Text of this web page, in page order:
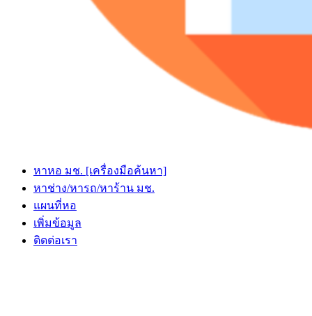
หาหอ มช. [เครื่องมือค้นหา]
หาช่าง/หารถ/หาร้าน มช.
แผนที่หอ
เพิ่มข้อมูล
ติดต่อเรา